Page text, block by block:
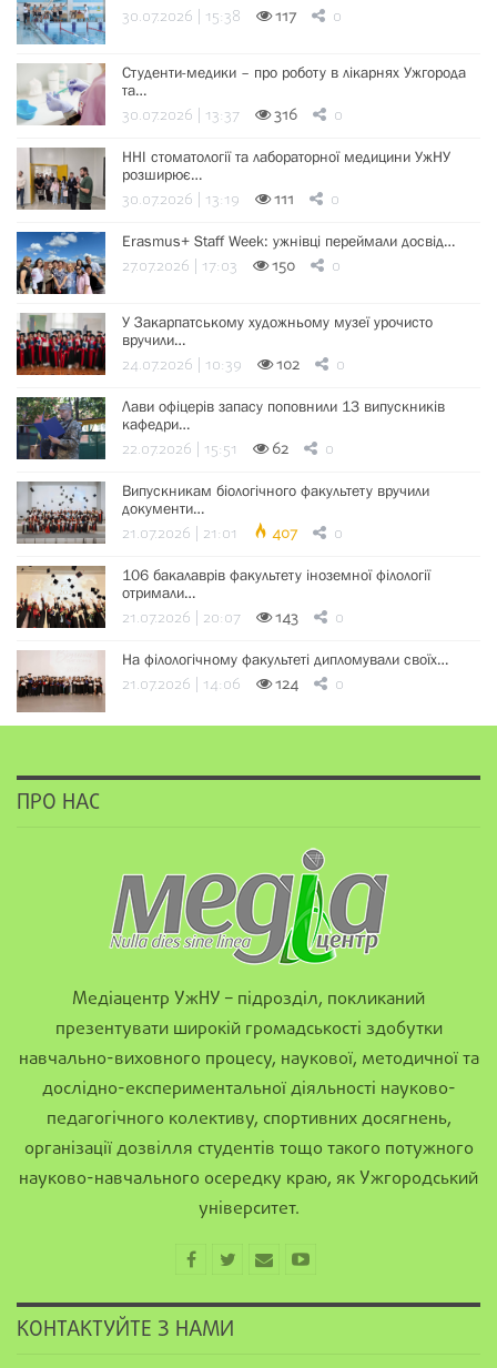
30.07.2026 | 15:38 117 0
Студенти-медики – про роботу в лікарнях Ужгорода
та…
30.07.2026 | 13:37 316 0
ННІ стоматології та лабораторної медицини УжНУ
розширює…
30.07.2026 | 13:19 111 0
Erasmus+ Staff Week: ужнівці переймали досвід…
27.07.2026 | 17:03 150 0
У Закарпатському художньому музеї урочисто
вручили…
24.07.2026 | 10:39 102 0
Лави офіцерів запасу поповнили 13 випускників
кафедри…
22.07.2026 | 15:51 62 0
Випускникам біологічного факультету вручили
документи…
21.07.2026 | 21:01 407 0
106 бакалаврів факультету іноземної філології
отримали…
21.07.2026 | 20:07 143 0
На філологічному факультеті дипломували своїх…
21.07.2026 | 14:06 124 0
ПРО НАС
Медіацентр УжНУ – підрозділ, покликаний
презентувати широкій громадськості здобутки
навчально-виховного процесу, наукової, методичної та
дослідно-експериментальної діяльності науково-
педагогічного колективу, спортивних досягнень,
організації дозвілля студентів тощо такого потужного
науково-навчального осередку краю, як Ужгородський
університет.
КОНТАКТУЙТЕ З НАМИ